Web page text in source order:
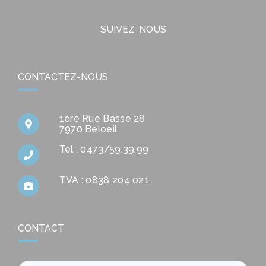
SUIVEZ-NOUS
CONTACTEZ-NOUS
1ère Rue Basse 28
7970 Beloeil
Tel : 0473/59.39.99
TVA : 0838 204 021
CONTACT